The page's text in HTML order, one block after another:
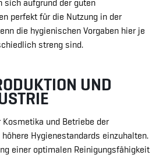
sich aufgrund der guten
perfekt für die Nutzung in der
die hygienischen Vorgaben hier je
streng sind.
UND
und Betriebe der
Hygienestandards einzuhalten.
einer optimalen Reinigungsfähigkeit